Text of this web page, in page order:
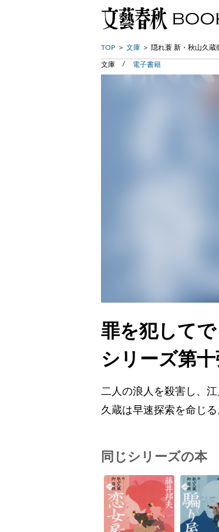
TOP 文庫 隠れ蓑 新・秋山久蔵
文庫 電子書籍
罪を犯して
シリーズ第
二人の浪人を殺害し、
久蔵は早速探索を命じ
同じシリーズの本